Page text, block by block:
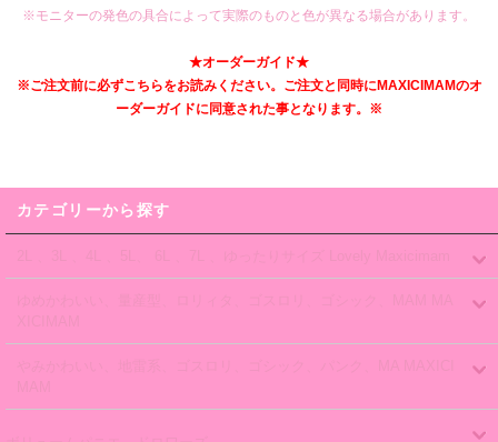
※モニターの発色の具合によって実際のものと色が異なる場合があります。
★オーダーガイド★
※ご注文前に必ずこちらをお読みください。ご注文と同時にMAXICIMAMのオ
ーダーガイドに同意された事となります。※
カテゴリーから探す